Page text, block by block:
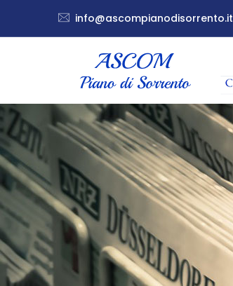
info@ascompianodisorrento.it